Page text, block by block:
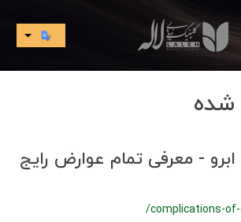
شده
- معرفی تمام عوارض رایج
/complications-